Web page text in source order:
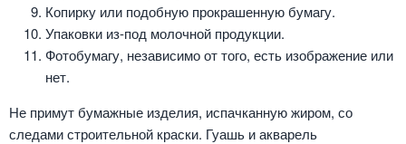
Копирку или подобную прокрашенную бумагу.
Упаковки из-под молочной продукции.
Фотобумагу, независимо от того, есть изображение или
нет.
Не примут бумажные изделия, испачканную жиром, со
следами строительной краски. Гуашь и акварель